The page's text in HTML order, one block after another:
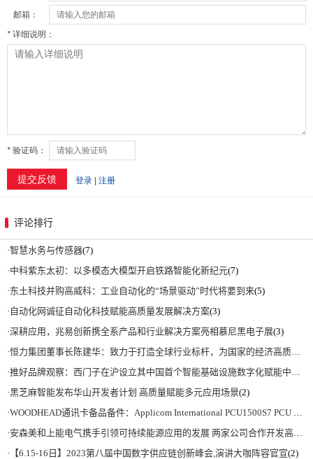
评论排行
·智慧水务与传感器(7)
·中科紫东太初：以多模态大模型开启铁路智能化新纪元(7)
·东土科技并购高威科：工业自动化的“场景驱动”时代将要到来(5)
· 自动化网诚征自动化科技赋能高质量发展解决方案(3)
·深耕应用，兆易创新携全系产品和行业解决方案亮相慕尼黑电子展(3)
·恒力集团董事长陈建华：致力于打造全球行业标杆，为国家的经济高质量发展贡献更大力量|上海电气集团党委书记、董事长吴磊来访
·推好品牌观察：西门子在沪设立其中国首个智能基础设施数字化赋能中心
·黑芝麻智能发布华山开发者计划 高质量赋能多元应用场景(2)
·WOODHEAD通讯卡备品备件：Applicom International PCU1500S7 PCU 1500 S7 V4.5.0
·安森美和上能电气携手引领可持续能源应用的发展 两家公司合作开发高性能储能和太阳能组串式逆变器方案 以实现可持续的未来
· 【6.15-16日】2023第八届中国数字供应链创新峰会,演讲大咖阵容官宣(2)